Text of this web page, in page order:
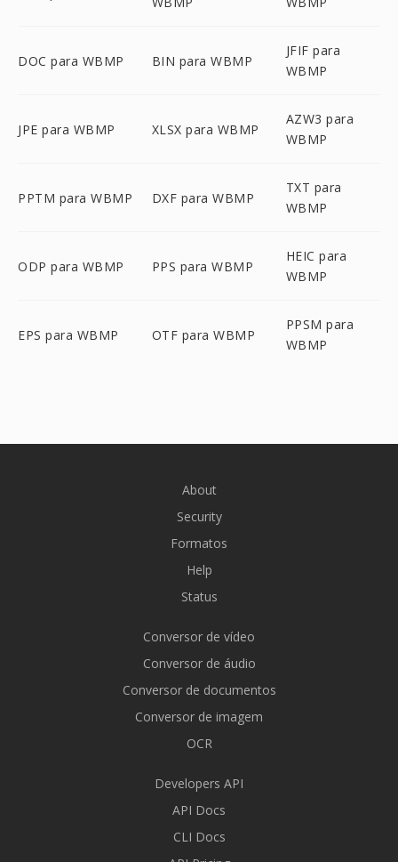
DOC para WBMP BIN para WBMP
JFIF para
WBMP
JPE para WBMP XLSX para WBMP
AZW3 para
WBMP
PPTM para WBMP DXF para WBMP
TXT para
WBMP
ODP para WBMP PPS para WBMP
HEIC para
WBMP
EPS para WBMP OTF para WBMP
PPSM para
WBMP
About
Security
Formatos
Help
Status
Conversor de vídeo
Conversor de áudio
Conversor de documentos
Conversor de imagem
OCR
Developers API
API Docs
CLI Docs